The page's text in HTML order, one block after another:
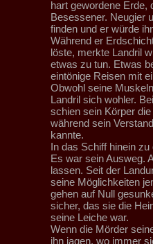
hart gewordene Erde,
Besessener. Neugier
finden und er würde
Während er
löste, merkte Landril
etwas zu tun. Etwas
eintönige Reisen mit
Obwohl seine
Landril sich wohler.
schien sein Körper
während sein
kannte.
In das Schiff hinein zu
Es war sein Ausweg.
lassen. Seit der
seine Möglichkeiten
gehen auf Null
sicher, das sie die
seine Leiche war.
Wenn die Mörder
ihn jagen, wo immer